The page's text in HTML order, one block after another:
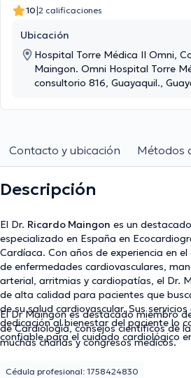
10|2 calificaciones
Ubicación
Hospital Torre Médica II Omni,
Maingon. Omni Hospital Torre
consultorio 816, Guayaquil.,
Contacto y ubicación Métodos
Descripción
El Dr. Ricardo Maingon es un
especializado en España en
Cardíaca. Con años de experiencia en
de enfermedades cardiovasculares,
arterial, arritmias y cardiopatías, el Dr.
de alta calidad para pacientes que
de su salud cardiovascular. Sus
dedicación al bienestar del paciente lo
confiable para el cuidado cardiológico
El Dr Maingon es destacado miembro
de Cardiología, consejos científicos de
muchas charlas y congresos médicos.
Cédula profesional: 1758424830